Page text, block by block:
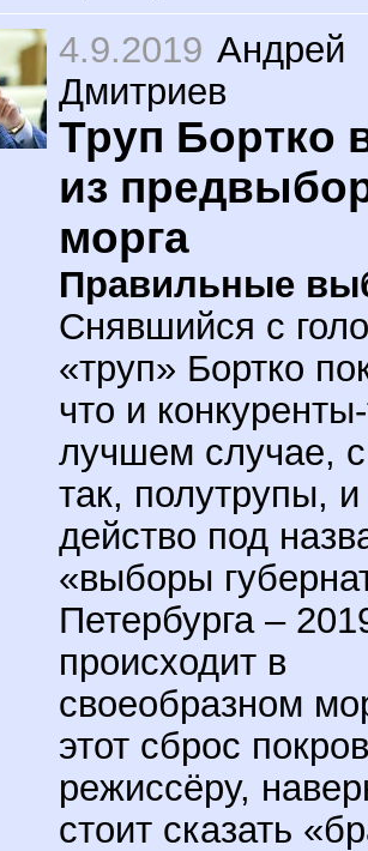
4.9.2019 Андрей
Дмитриев
Труп Бортко
из
морга
Правильные
Снявшийся с
«труп» Бортко
что и
лучшем случае,
так, полутрупы, и
действо под
«выборы
Петербурга –
происходит в
своеобразном
этот сброс
режиссёру,
стоит сказать